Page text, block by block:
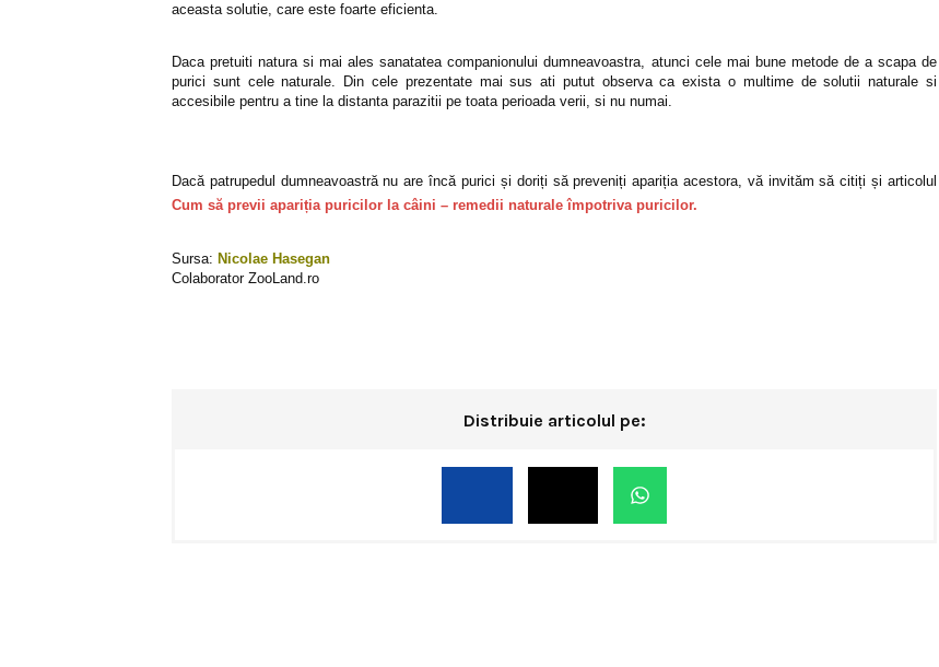
aceasta solutie, care este foarte eficienta.
Daca pretuiti natura si mai ales sanatatea companionului dumneavoastra, atunci cele mai bune metode de a scapa de
purici sunt cele naturale. Din cele prezentate mai sus ati putut observa ca exista o multime de solutii naturale si
accesibile pentru a tine la distanta parazitii pe toata perioada verii, si nu numai.
Dacă patrupedul dumneavoastră nu are încă purici și doriți să preveniți apariția acestora, vă invităm să citiți și articolul
Cum să previi apariția puricilor la câini – remedii naturale împotriva puricilor.
Sursa: Nicolae Hasegan
Colaborator ZooLand.ro
Distribuie articolul pe: